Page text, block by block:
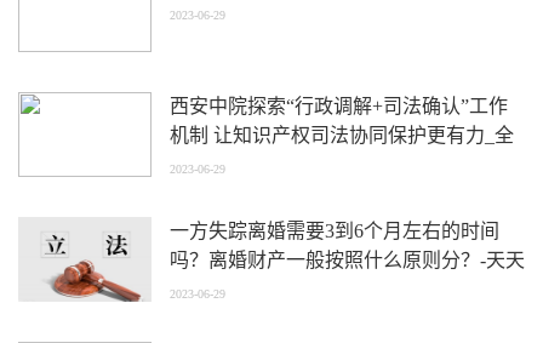
2023-06-29
西安中院探索“行政调解+司法确认”工作
机制 让知识产权司法协同保护更有力_全
球速看料
2023-06-29
一方失踪离婚需要3到6个月左右的时间
吗？离婚财产一般按照什么原则分？-天天
快报
2023-06-29